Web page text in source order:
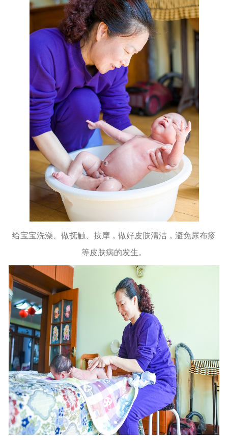
给宝宝洗澡、做抚触、按摩，做好皮肤清洁，避免尿布疹
等皮肤病的发生。